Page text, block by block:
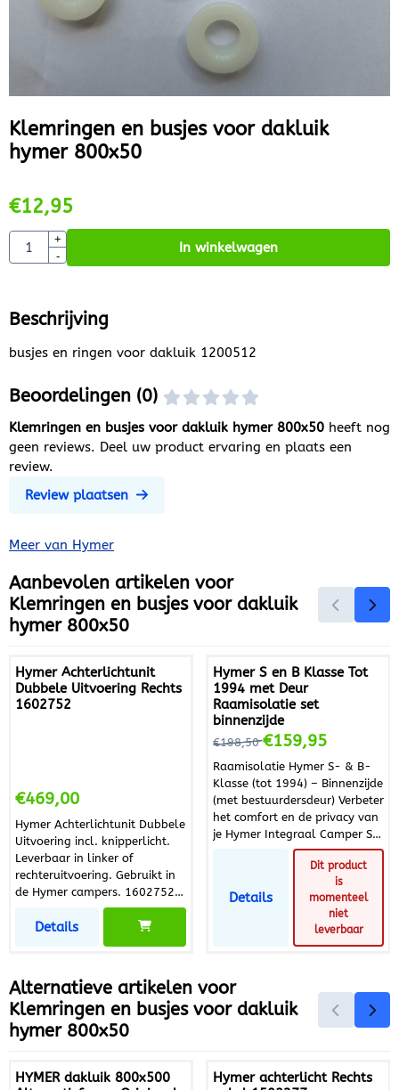
Klemringen en busjes voor dakluik
hymer 800x50
€12,95
Aantal
+
-
In winkelwagen
Beschrijving
busjes en ringen voor dakluik 1200512
Beoordelingen (0)
Klemringen en busjes voor dakluik hymer 800x50 heeft nog
geen reviews. Deel uw product ervaring en plaats een
review.
Review plaatsen
Meer van Hymer
Aanbevolen artikelen voor
Klemringen en busjes voor dakluik
hymer 800x50
Hymer Achterlichtunit
Dubbele Uitvoering Rechts
1602752
Prijs: 469,00
€469,00
Hymer Achterlichtunit Dubbele
Uitvoering incl. knipperlicht.
Leverbaar in linker of
rechteruitvoering. Gebruikt in
de Hymer campers. 1602752
Betreft een complete lamp.
PS. Klanten bellen om te
vragen of het glas los te koop
alleen compleet te bestellen!
Details
Hymer S en B Klasse Tot
1994 met Deur
Raamisolatie set
binnenzijde
Van 198,50 voor 159,95
€198,50€159,95
Raamisolatie Hymer S- & B-
Klasse (tot 1994) – Binnenzijde
(met bestuurdersdeur) Verbeter
het comfort en de privacy van
je Hymer Integraal Camper S-
of B-Klasse (tot 1994, met
bestuurdersdeur) met deze
binnenzijde. De set biedt
effectieve bescherming tegen
hitte, kou, geluid en inkijk van
rustige cabine. De
isolatiematten zijn gemaakt
van 7-laags isolatiemateriaal
hoogwaardige uitstraling.
Details
Dit product
is
momenteel
niet
leverbaar
Alternatieve artikelen voor
Klemringen en busjes voor dakluik
hymer 800x50
HYMER dakluik 800x500
Hymer achterlicht Rechts